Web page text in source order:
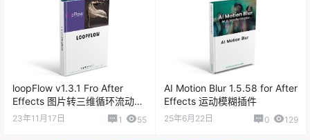
loopFlow v1.3.1 Fro After
Effects 图片转三维循环流动特
效插件
23年11月17日 1 55
AI Motion Blur 1.5.58 for After
Effects 运动模糊插件
25年6月22日 0 129